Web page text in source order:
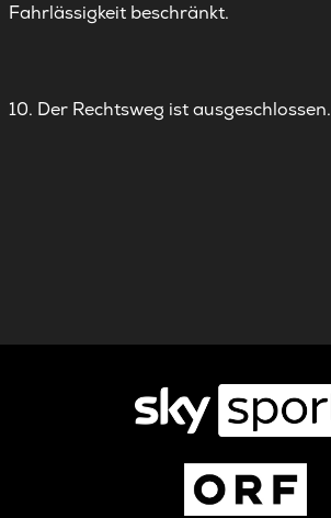
Fahrlässigkeit beschränkt.
10. Der Rechtsweg ist ausgeschlossen.